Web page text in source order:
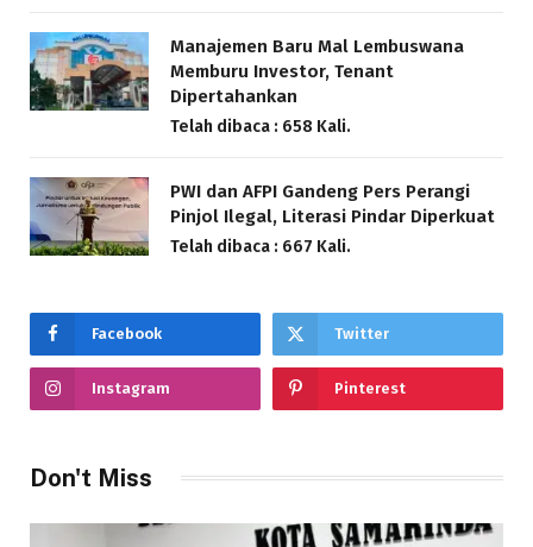
Manajemen Baru Mal Lembuswana
Memburu Investor, Tenant
Dipertahankan
Telah dibaca : 658 Kali.
PWI dan AFPI Gandeng Pers Perangi
Pinjol Ilegal, Literasi Pindar Diperkuat
Telah dibaca : 667 Kali.
Facebook Twitter
Instagram Pinterest
Don't Miss